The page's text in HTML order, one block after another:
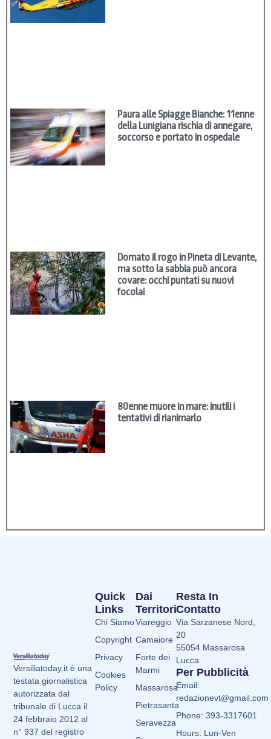
Paura alle Spiagge Bianche: 11enne
della Lunigiana rischia di annegare,
soccorso e portato in ospedale
Domato il rogo in Pineta di Levante,
ma sotto la sabbia può ancora
covare: occhi puntati su nuovi
focolai
80enne muore in mare: inutili i
tentativi di rianimarlo
Versiliatoday.it è una
testata giornalistica
autorizzata dal
tribunale di Lucca il
24 febbraio 2012 al
n° 937 del registro
Dai
Territori
Viareggio
Camaiore
Forte dei
Marmi
Massarosa
Pietrasanta
Seravezza
Quick
Links
Chi Siamo
Copyright
Privacy
Cookies
Policy
Resta In
Contatto
Via Sarzanese Nord,
20
55054 Massarosa
Lucca
Per Pubblicità
Email:
redazionevt@gmail.com
Phone: 393-3317601
Hours: Lun-Ven